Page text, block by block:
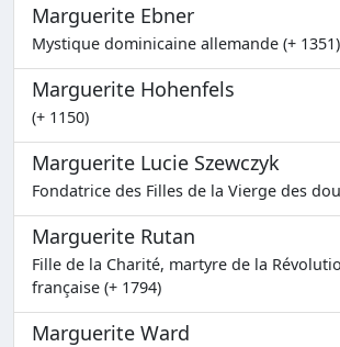
Marguerite Ebner
Mystique dominicaine allemande (+ 1351)
Marguerite Hohenfels
(+ 1150)
Marguerite Lucie Szewczyk
Fondatrice des Filles de la Vierge des
Marguerite Rutan
Fille de la Charité, martyre de la
française (+ 1794)
Marguerite Ward